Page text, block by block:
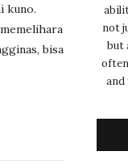
kuno.
bisa
not
but
and